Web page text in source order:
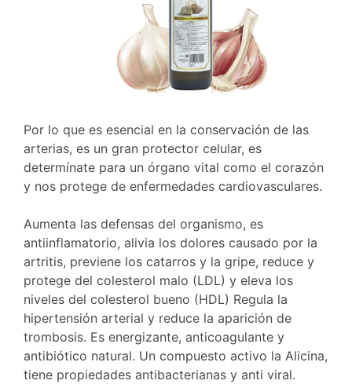
Por lo que es esencial en la conservación de las
arterias, es un gran protector celular, es
determínate para un órgano vital como el corazón
y nos protege de enfermedades cardiovasculares.
Aumenta las defensas del organismo, es
antiinflamatorio, alivia los dolores causado por la
artritis, previene los catarros y la gripe, reduce y
protege del colesterol malo (LDL) y eleva los
niveles del colesterol bueno (HDL) Regula la
hipertensión arterial y reduce la aparición de
trombosis. Es energizante, anticoagulante y
antibiótico natural. Un compuesto activo la Alicina,
tiene propiedades antibacterianas y anti viral.